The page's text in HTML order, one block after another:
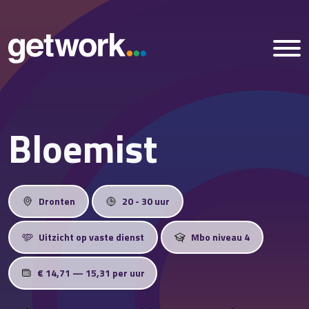
Home
Nieuws
Over ons
Vestigingen
Bloemist
Dronten 20 - 30 uur
Uitzicht op vaste dienst Mbo niveau 4
€ 14,71 — 15,31 per uur